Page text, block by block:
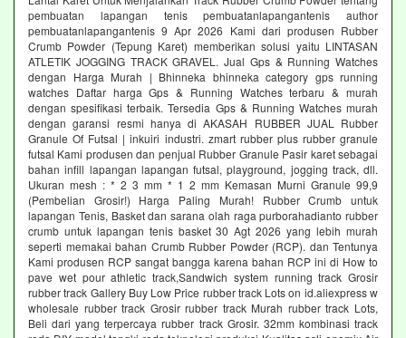
pembuatan lapangan tenis pembuatanlapangantenis author
pembuatanlapangantenis 9 Apr 2026 Kami dari produsen Rubber
Crumb Powder (Tepung Karet) memberikan solusi yaitu LINTASAN
ATLETIK JOGGING TRACK GRAVEL. Jual Gps & Running Watches
dengan Harga Murah | Bhinneka bhinneka category gps running
watches Daftar harga Gps & Running Watches terbaru & murah
dengan spesifikasi terbaik. Tersedia Gps & Running Watches murah
dengan garansi resmi hanya di AKASAH RUBBER JUAL Rubber
Granule Of Futsal | inkuiri industri. zmart rubber plus rubber granule
futsal Kami produsen dan penjual Rubber Granule Pasir karet sebagai
bahan infill lapangan lapangan futsal, playground, jogging track, dll.
Ukuran mesh : * 2 3 mm * 1 2 mm Kemasan Murni Granule 99,9
(Pembelian Grosir!) Harga Paling Murah! Rubber Crumb untuk
lapangan Tenis, Basket dan sarana olah raga purborahadianto rubber
crumb untuk lapangan tenis basket 30 Agt 2026 yang lebih murah
seperti memakai bahan Crumb Rubber Powder (RCP). dan Tentunya
Kami produsen RCP sangat bangga karena bahan RCP ini di How to
pave wet pour athletic track,Sandwich system running track Grosir
rubber track Gallery Buy Low Price rubber track Lots on id.aliexpress w
wholesale rubber track Grosir rubber track Murah rubber track Lots,
Beli dari yang terpercaya rubber track Grosir. 32mm kombinasi track